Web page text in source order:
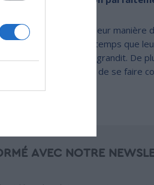
Les Français changent leur manière
consommer en même temps que
conscience écologique grandit. De
particuliers choisissent de se faire
AVEC NOTRE